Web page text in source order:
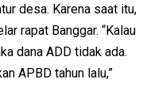
desa. Karena saat itu,
rapat Banggar. “Kalau
dana ADD tidak ada.
APBD tahun lalu,”